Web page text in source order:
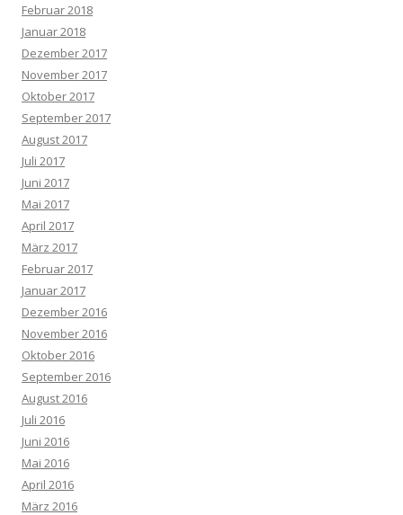
Februar 2018
Januar 2018
Dezember 2017
November 2017
Oktober 2017
September 2017
August 2017
Juli 2017
Juni 2017
Mai 2017
April 2017
März 2017
Februar 2017
Januar 2017
Dezember 2016
November 2016
Oktober 2016
September 2016
August 2016
Juli 2016
Juni 2016
Mai 2016
April 2016
März 2016